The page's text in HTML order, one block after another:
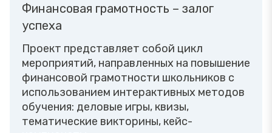
Финансовая грамотность – залог
успеха
Проект представляет собой цикл
мероприятий, направленных на повышение
финансовой грамотности школьников с
использованием интерактивных методов
обучения: деловые игры, квизы,
тематические викторины, кейс-